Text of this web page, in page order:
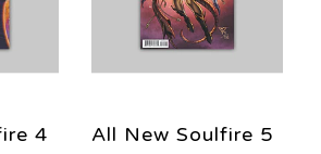
4
All New Soulfire 5